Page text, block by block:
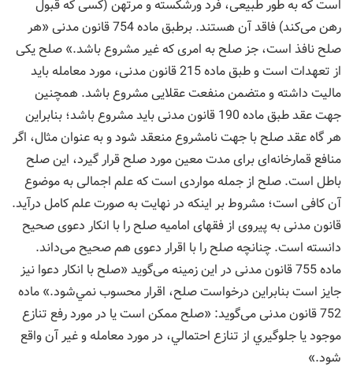
است که به طور طبیعی، فرد ورشکسته و مرتهن (کسی که قبول
رهن می‌کند) فاقد آن هستند. برطبق ماده 754 قانون مدنی «هر
صلح نافذ است، جز صلح به امری که غیر مشروع باشد.» صلح یکی
از تعهدات است و طبق ماده 215 قانون مدنی، مورد معامله باید
مالیت داشته و متضمن منفعت عقلایی مشروع باشد. همچنین
جهت عقد طبق ماده 190 قانون مدنی باید مشروع باشد؛ بنابراین
هر گاه عقد صلح با جهت نامشروع منعقد شود و به عنوان مثال، اگر
منافع قمارخانه‌ای برای مدت معین مورد صلح قرار گیرد، این صلح
باطل است. صلح از جمله مواردی است که علم اجمالی به موضوع
آن کافی است؛ مشروط بر اینکه در نهایت به صورت علم کامل درآید.
قانون مدنی به پیروی از فقهای امامیه صلح را با انکار دعوی صحیح
دانسته است. چنانچه صلح را با اقرار دعوی هم صحیح می‌داند.
ماده 755 قانون مدنی در این زمینه می‌گوید «صلح با انکار دعوا نيز
جايز است بنابراين درخواست صلح، اقرار محسوب نمي‌شود.» ماده
752 قانون مدنی می‌گوید: «صلح ممکن است يا در مورد رفع تنازع
موجود يا جلوگيري از تنازع احتمالي، در مورد معامله و غير آن واقع
شود.»